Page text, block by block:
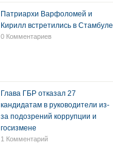
Патриархи Варфоломей и
Кирилл встретились в Стамбуле
0 Комментариев
Глава ГБР отказал 27
кандидатам в руководители из-
за подозрений коррупции и
госизмене
1 Комментарий